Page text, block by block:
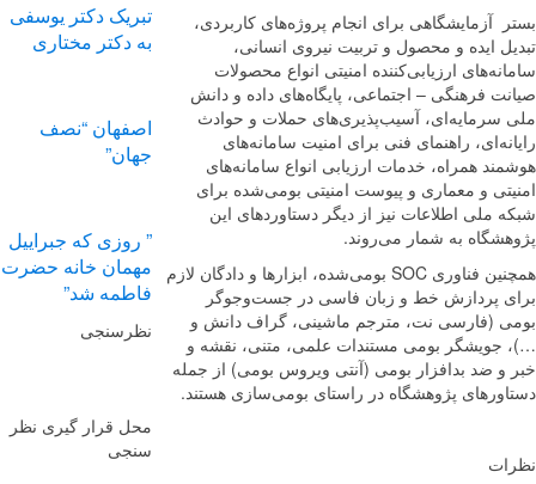
آزمایشگاهی برای انجام پروژه‌های کاربردی،
ایده و محصول و تربیت نیروی انسانی،
ارزیابی‌کننده امنیتی انواع محصولات
فرهنگی – اجتماعی، پایگاه‌های داده و دانش
سرمایه‌ای، آسیب‌پذیری‌های حملات و حوادث
راهنمای فنی برای امنیت سامانه‌های
همراه، خدمات ارزیابی انواع سامانه‌های
و معماری و پیوست امنیتی بومی‌شده برای
ملی اطلاعات نیز از دیگر دستاوردهای این
به شمار می‌روند.
همچنین فناوری SOC بومی‌شده، ابزارها و دادگان لازم
پردازش خط و زبان فاسی در جست‌وجوگر
(فارسی نت، مترجم ماشینی، گراف دانش و
جویشگر بومی مستندات علمی، متنی، نقشه و
و ضد بدافزار بومی (آنتی ویروس بومی) از جمله
پژوهشگاه در راستای بومی‌سازی هستند.
تبریک دکتر یوسفی
به دکتر مختاری
اصفهان “نصف
جهان”
” روزی که جبراییل
مهمان خانه حضرت
فاطمه شد”
نظرسنجی
محل قرار گیری نظر
سنجی